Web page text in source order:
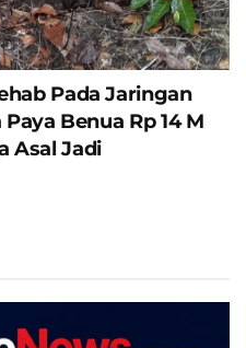
Pada Jaringan
Benua Rp 14 M
Asal Jadi